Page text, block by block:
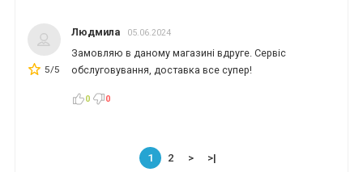
5/5
Людмила 05.06.2024
Замовляю в даному магазині вдруге. Сервіс
обслуговування, доставка все супер!
0 0
1 2 > >|